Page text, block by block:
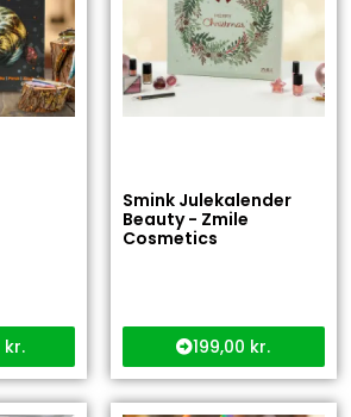
kr.
Smink Julekalender
Beauty - Zmile
Cosmetics
199,00 kr.